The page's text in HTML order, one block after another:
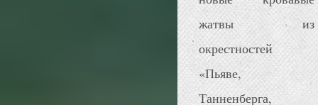
жатвы из
окрестностей
«Пьяве,
Танненберга,